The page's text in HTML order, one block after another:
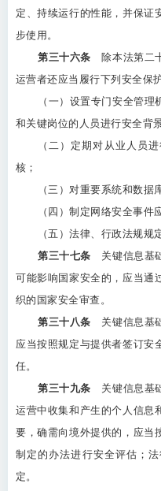
定、持续运行的性能，并保证
步使用。
第三十六条 除本法第二
运营者还应当履行下列安全保
（一）设置专门安全管
和关键岗位的人员进行安全背
（二）定期对从业人员
核；
（三）对重要系统和数据
（四）制定网络安全事件
（五）法律、行政法规规
第三十七条 关键信息基
可能影响国家安全的，应当通
织的国家安全审查。
第三十八条 关键信息基
应当按照规定与提供者签订安
任。
第三十九条 关键信息基
运营中收集和产生的个人信息
要，确需向境外提供的，应当
制定的办法进行安全评估；
定。